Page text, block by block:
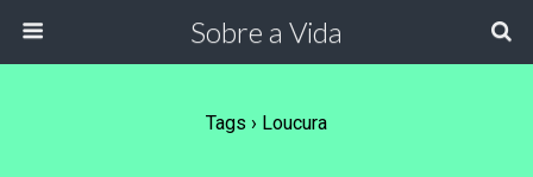
Sobre a Vida
Tags › Loucura